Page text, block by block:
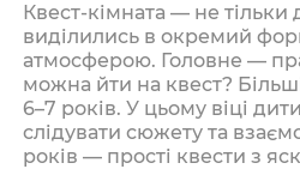
Квест-кімната — не
виділились в окремий
атмосферою. Головне —
можна йти на квест?
6–7 років. У цьому віці
слідувати сюжету та
років — прості квести з